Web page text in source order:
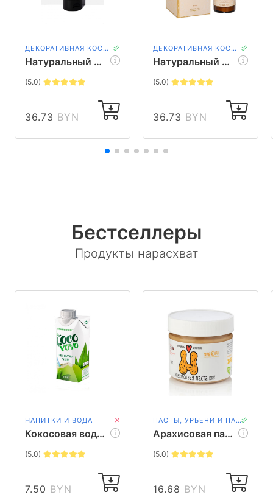
ДЕКОРАТИВНАЯ КОСМЕТИКА
Натуральный тональный крем для нормальной и сухой кожи светло-бежевый Jurassic Spa, 50 мл
(5.0)
36.73 BYN
ДЕКОРАТИВНАЯ КОСМЕТИКА
Натуральный тональный крем для нормальной и сухой кожи бежевый Jurassic Spa, 50 мл
(5.0)
36.73 BYN
Бестселлеры
Продукты нарасхват
НАПИТКИ И ВОДА
Кокосовая вода Cocoyoyo, 330 мл
(5.0)
7.50 BYN
ПАСТЫ, УРБЕЧИ И ПАШТЕТЫ
Арахисовая паста Nutbutter (классическая), 320гр
(5.0)
16.68 BYN